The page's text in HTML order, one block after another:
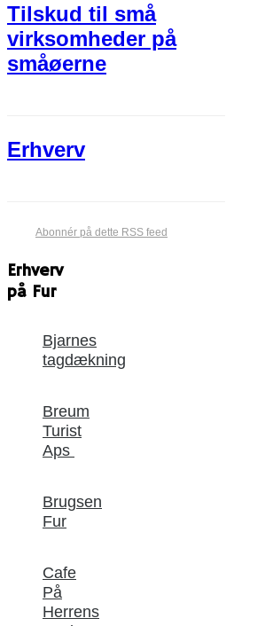
Tilskud til små
virksomheder på
småøerne
Erhverv
Abonnér på dette RSS feed
Erhverv
på Fur
Bjarnes
tagdækning
Breum
Turist
Aps
Brugsen
Fur
Cafe
På
Herrens